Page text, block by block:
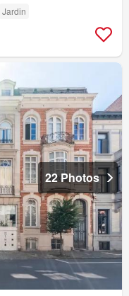
Jardin
22 Photos